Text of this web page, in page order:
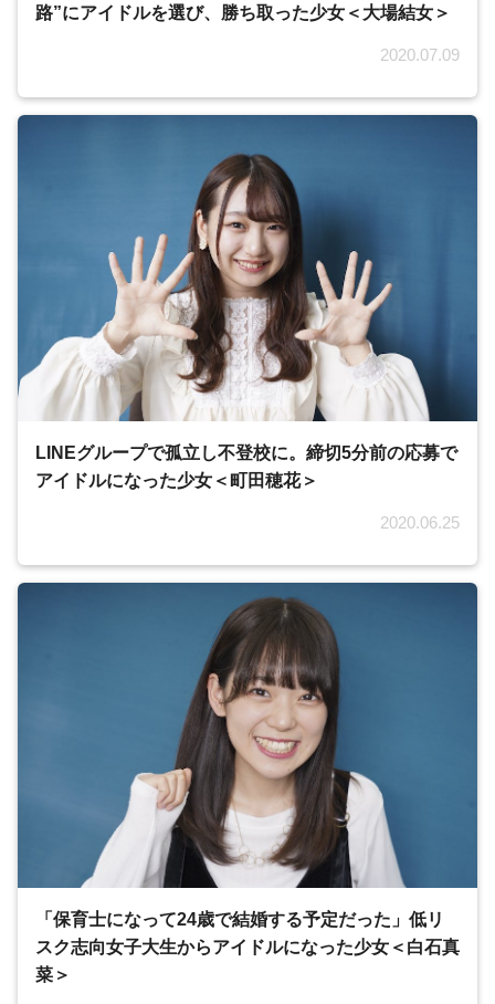
路”にアイドルを選び、勝ち取った少女＜大場結女＞
2020.07.09
LINEグループで孤立し不登校に。締切5分前の応募で
アイドルになった少女＜町田穂花＞
2020.06.25
「保育士になって24歳で結婚する予定だった」低リ
スク志向女子大生からアイドルになった少女＜白石真
菜＞